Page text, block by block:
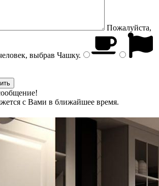
Пожалуйста,
выбрав Чашку.
с Вами в ближайшее время.